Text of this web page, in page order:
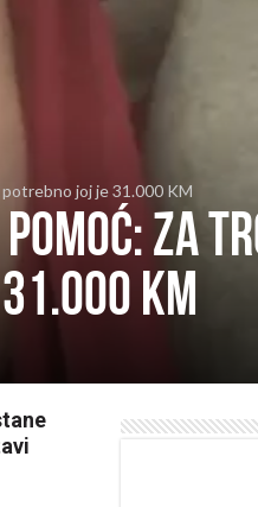
joj je 31.000 KM
Za
KM